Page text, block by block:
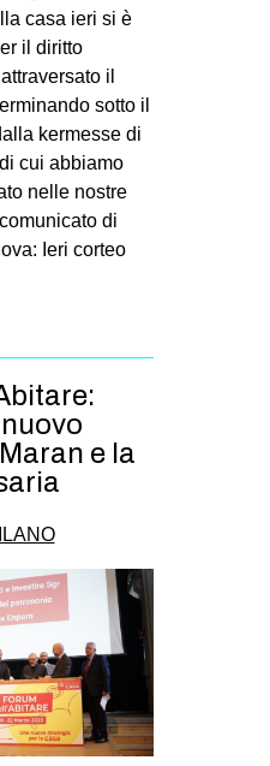
casa ieri si è
il diritto
il
sotto il
kermesse di
cui abbiamo
nelle nostre
di
Ieri corteo
e la